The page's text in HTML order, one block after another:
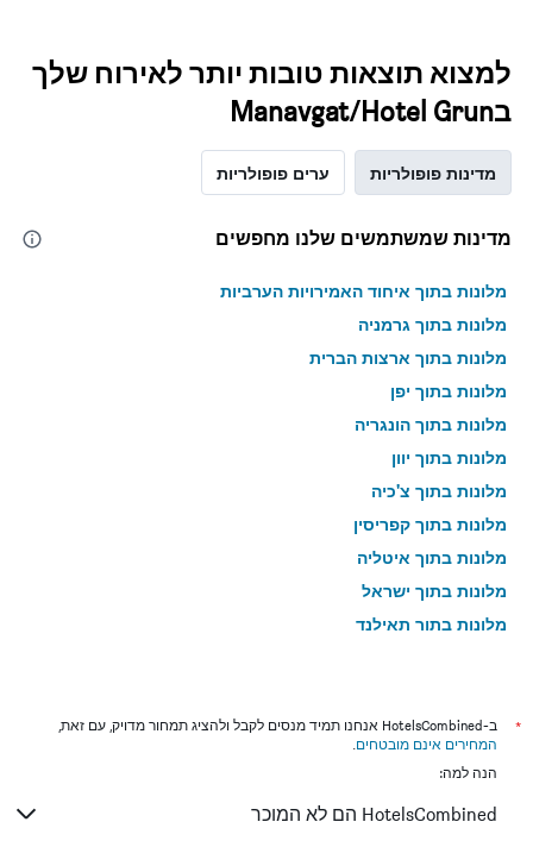
למצוא תוצאות טובות יותר לאירוח שלך
בManavgat/Hotel Grun
מדינות פופולריות ערים פופולריות
מדינות שמשתמשים שלנו מחפשים
מלונות בתוך איחוד האמירויות הערביות
מלונות בתוך גרמניה
מלונות בתוך ארצות הברית
מלונות בתוך יפן
מלונות בתוך הונגריה
מלונות בתוך יוון
מלונות בתוך צ'כיה
מלונות בתוך קפריסין
מלונות בתוך איטליה
מלונות בתוך ישראל
מלונות בתוך תאילנד
*
ב-HotelsCombined אנחנו תמיד מנסים לקבל ולהציג תמחור מדויק, עם זאת,
המחירים אינם מובטחים.
הנה למה:
HotelsCombined הם לא המוכר